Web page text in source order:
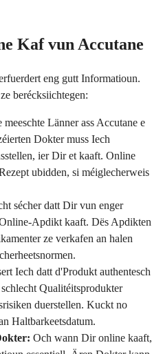
Kaf vun Accutane
eng gutt Informatioun.
berécksiichtegen:
meeschte Länner ass Accutane e
Dokter muss Iech
ier Dir et kaaft. Online
ubidden, si méiglecherweis
sécher datt Dir vun enger
Apdikt kaaft. Dës Apdikten
ze verkafen an halen
Iech datt d'Produkt authentesch
Qualitéitsprodukter
duerstellen. Kuckt no
Haltbarkeetsdatum.
Och wann Dir online kaaft,